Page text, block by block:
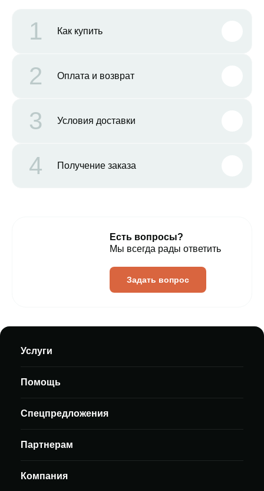
1 Как купить
2 Оплата и возврат
3 Условия доставки
4 Получение заказа
Есть вопросы?
Мы всегда рады ответить
Задать вопрос
Услуги
Помощь
Спецпредложения
Партнерам
Компания